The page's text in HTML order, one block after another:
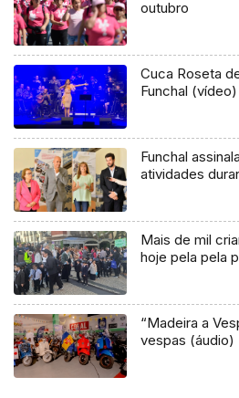
outubro
Cuca Roseta
Funchal (vídeo)
Funchal
atividades
Mais de mil
hoje pela pela
“Madeira a
vespas (áudio)